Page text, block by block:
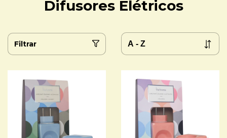
Difusores Elétricos
Filtrar